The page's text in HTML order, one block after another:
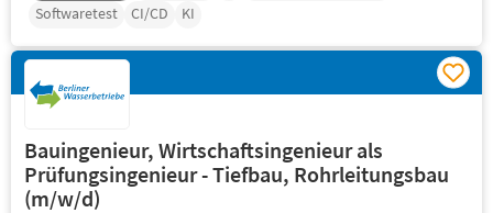
Softwaretest
CI/CD KI
Bauingenieur, Wirtschaftsingenieur als
Prüfungsingenieur - Tiefbau, Rohrleitungsbau
(m/w/d)